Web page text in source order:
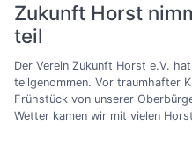
Zukunft Horst
teil
Der Verein Zukunft Horst e.V.
teilgenommen. Vor traumhafter
Frühstück von unserer
Wetter kamen wir mit vielen